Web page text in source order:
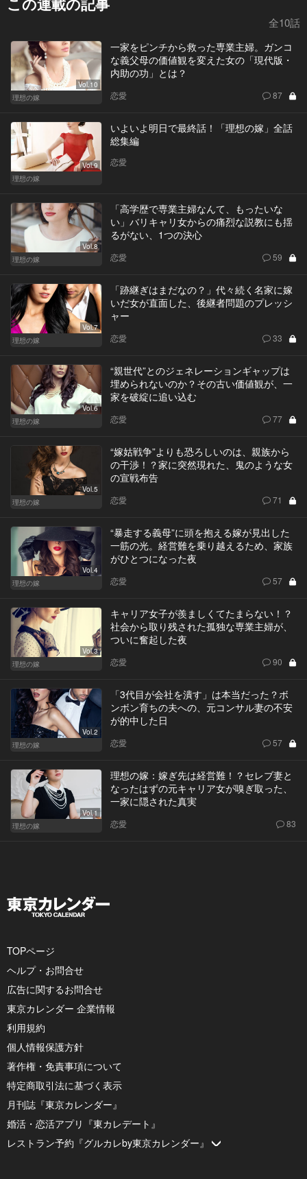
全10話
Vol.10
理想の嫁
一家をピンチから救った専業主婦。ガンコ
な義父母の価値観を変えた女の「現代版・
内助の功」とは？
恋愛 87
Vol.9
理想の嫁
いよいよ明日で最終話！「理想の嫁」全話
総集編
恋愛
Vol.8
理想の嫁
「高学歴で専業主婦なんて、もったいな
い」バリキャリ女からの痛烈な説教にも揺
るがない、1つの決心
恋愛 59
Vol.7
理想の嫁
「跡継ぎはまだなの？」代々続く名家に嫁
いだ女が直面した、後継者問題のプレッシ
ャー
恋愛 33
Vol.6
理想の嫁
“親世代”とのジェネレーションギャップは
埋められないのか？その古い価値観が、一
家を破綻に追い込む
恋愛 77
Vol.5
理想の嫁
“嫁姑戦争”よりも恐ろしいのは、親族から
の干渉！？家に突然現れた、鬼のような女
の宣戦布告
恋愛 71
Vol.4
理想の嫁
“暴走する義母”に頭を抱える嫁が見出した
一筋の光。経営難を乗り越えるため、家族
がひとつになった夜
恋愛 57
Vol.3
理想の嫁
キャリア女子が羨ましくてたまらない！？
社会から取り残された孤独な専業主婦が、
ついに奮起した夜
恋愛 90
Vol.2
理想の嫁
「3代目が会社を潰す」は本当だった？ボ
ンボン育ちの夫への、元コンサル妻の不安
が的中した日
恋愛 57
Vol.1
理想の嫁
理想の嫁：嫁ぎ先は経営難！？セレブ妻と
なったはずの元キャリア女が嗅ぎ取った、
一家に隠された真実
恋愛 83
TOPページ
ヘルプ・お問合せ
広告に関するお問合せ
東京カレンダー 企業情報
利用規約
個人情報保護方針
著作権・免責事項について
特定商取引法に基づく表示
月刊誌『東京カレンダー』
婚活・恋活アプリ『東カレデート』
レストラン予約『グルカレby東京カレンダー』